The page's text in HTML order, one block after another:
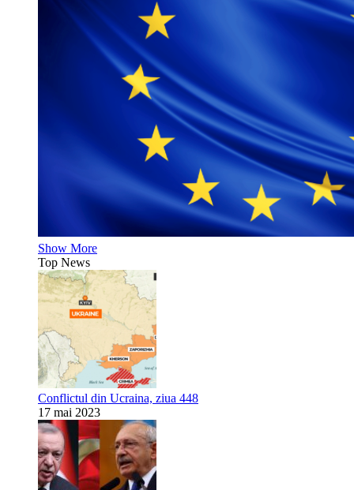
Show More
Top News
Conflictul din Ucraina, ziua 448
17 mai 2023